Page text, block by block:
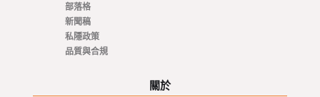
部落格
新聞稿
私隱政策
品質與合規
關於